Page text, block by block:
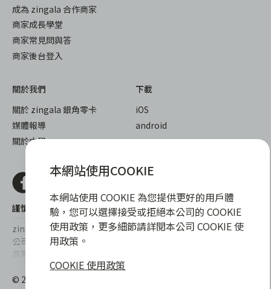
成為 zingala 合作商家
商家成長學堂
商家常見問與答
商家後台登入
關於我們
關於 zingala 銀角零卡
媒體報導
關於中租
下載
iOS
android
謹慎衡量自身財務狀況，理性理財最安心
zingala銀角零卡/仲信資融沒有代辦公司及代辦業務，也未與代辦
公司合作，更不會要求您提供實體銀行提款卡或實體信用卡，請提
高警覺，勿受騙上當！
提醒您，消費前請審慎評估財務狀況，理性理財最安心。總費用年
百分率區間為0%~15.9%，實際費用率，仍以各合作商家提供之商
© 2022 仲信資融股份有限公司 Chailease Consumer Finance
本網站使用COOKIE
本網站使用 COOKIE 為您提供更好的用戶體
驗，您可以選擇接受或拒絕本公司的 COOKIE
使用政策，更多細節請詳閱本公司 COOKIE 使
用政策。
COOKIE 使用政策